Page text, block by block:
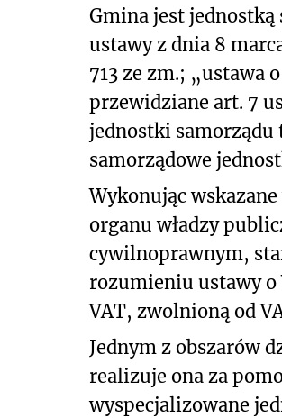
Gmina jest
ustawy z dnia 8
713 ze zm.; „ustawa
przewidziane art. 7
jednostki samorządu
samorządowe
Wykonując
organu władzy
cywilnoprawnym,
rozumieniu ustawy o
VAT, zwolnioną od
Jednym z obszarów
realizuje ona za
wyspecjalizowane